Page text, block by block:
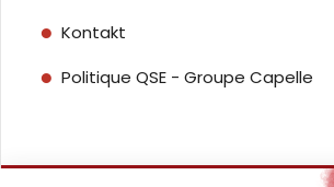
Kontakt
Politique QSE - Groupe Capelle